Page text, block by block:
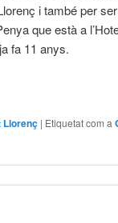
i també per
que està a
fa 11 anys.
Llorenç | Etiquetat com a